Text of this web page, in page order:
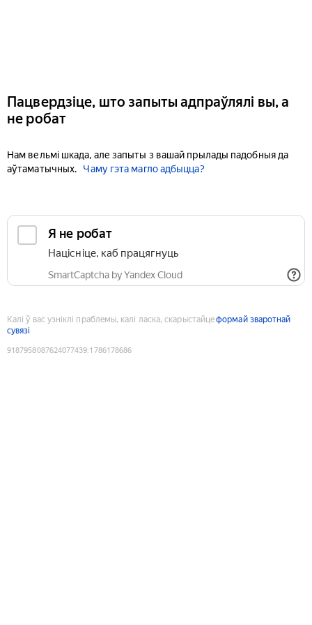
Пацвердзіце, што запыты адпраўлялі вы, а
не робат
Нам вельмі шкада, але запыты з вашай прылады падобныя да
аўтаматычных.
Чаму гэта магло адбыцца?
Я не робат
Націсніце, каб працягнуць
SmartCaptcha by Yandex Cloud
Калі ў вас узніклі праблемы, калі ласка, скарыстайцеформай зваротнай
сувязі
9187958087624077439:1786178686